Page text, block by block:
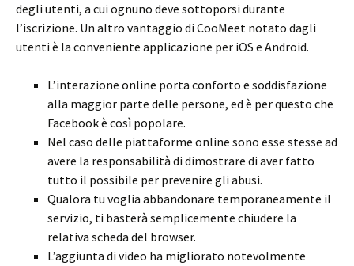
degli utenti, a cui ognuno deve sottoporsi durante
l’iscrizione. Un altro vantaggio di CooMeet notato dagli
utenti è la conveniente applicazione per iOS e Android.
L’interazione online porta conforto e soddisfazione
alla maggior parte delle persone, ed è per questo che
Facebook è così popolare.
Nel caso delle piattaforme online sono esse stesse ad
avere la responsabilità di dimostrare di aver fatto
tutto il possibile per prevenire gli abusi.
Qualora tu voglia abbandonare temporaneamente il
servizio, ti basterà semplicemente chiudere la
relativa scheda del browser.
L’aggiunta di video ha migliorato notevolmente